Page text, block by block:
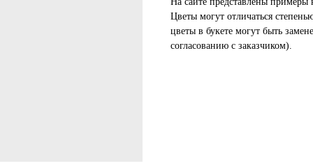
Цветы могут отличаться
цветы в букете могут быть
согласованию с заказчиком).